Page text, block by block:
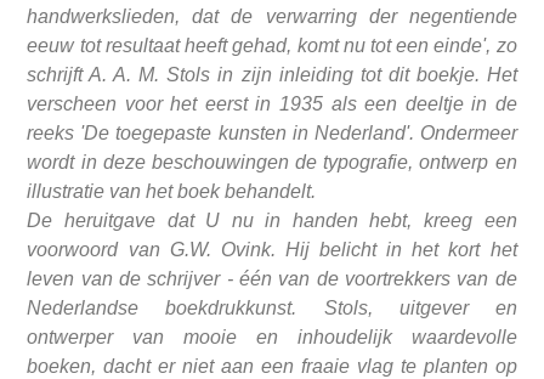
handwerkslieden, dat de verwarring der negentiende
eeuw tot resultaat heeft gehad, komt nu tot een einde', zo
schrijft A. A. M. Stols in zijn inleiding tot dit boekje. Het
verscheen voor het eerst in 1935 als een deeltje in de
reeks 'De toegepaste kunsten in Nederland'. Ondermeer
wordt in deze beschouwingen de typografie, ontwerp en
illustratie van het boek behandelt.
De heruitgave dat U nu in handen hebt, kreeg een
voorwoord van G.W. Ovink. Hij belicht in het kort het
leven van de schrijver - één van de voortrekkers van de
Nederlandse boekdrukkunst. Stols, uitgever en
ontwerper van mooie en inhoudelijk waardevolle
boeken, dacht er niet aan een fraaie vlag te planten op